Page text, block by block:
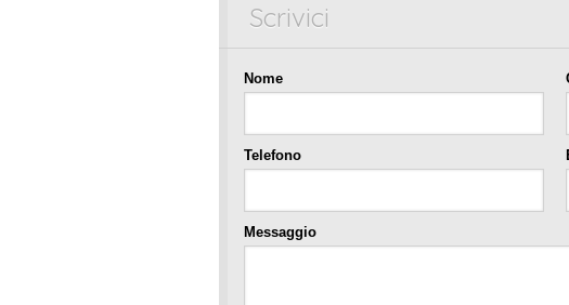
Scrivici
Nome
Telefono
Messaggio